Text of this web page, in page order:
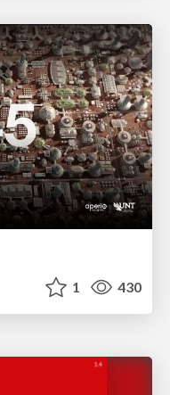
1 430